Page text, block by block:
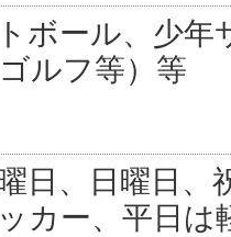
ボール、少年
ルフ等）等
日、日曜日、
カー、平日は